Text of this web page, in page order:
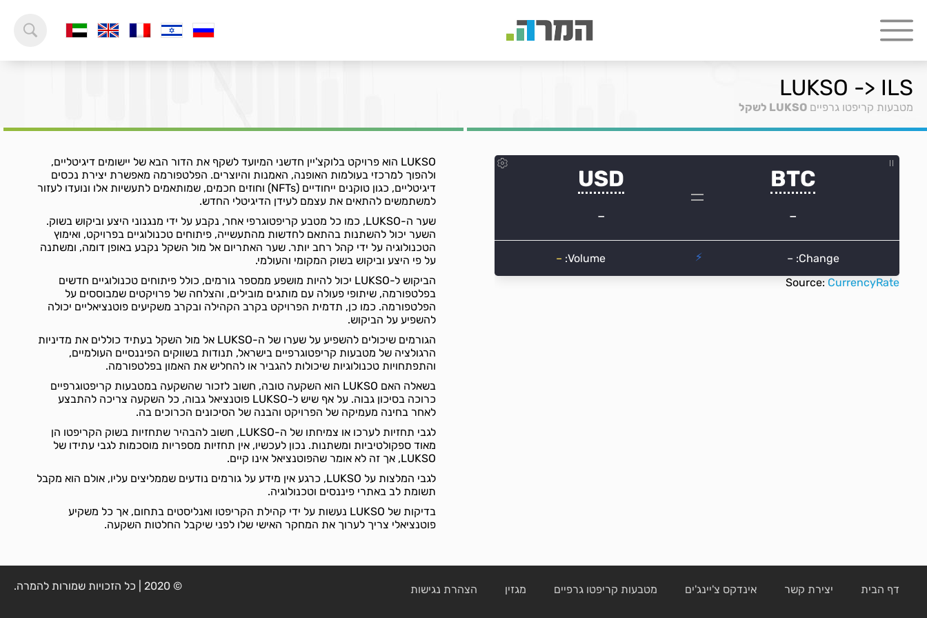
LUKSO -> ILS
מטבעות קריפטו גרפיים LUKSO לשקל
Source: CurrencyRate
LUKSO הוא פרויקט בלוקצ'יין חדשני המיועד לשקף את הדור הבא של יישומים דיגיטליים,
ולהפוך למרכזי בעולמות האופנה, האמנות והיוצרים. הפלטפורמה מאפשרת יצירת נכסים
דיגיטליים, כגון טוקנים ייחודיים (NFTs) וחוזים חכמים, שמותאמים לתעשיות אלו ונועדו לעזור
למשתמשים להתאים את עצמם לעידן הדיגיטלי החדש.
שער ה-LUKSO, כמו כל מטבע קריפטוגרפי אחר, נקבע על ידי מנגנוני היצע וביקוש בשוק.
השער יכול להשתנות בהתאם לחדשות מהתעשייה, פיתוחים טכנולוגיים בפרויקט, ואימוץ
הטכנולוגיה על ידי קהל רחב יותר. שער האתריום אל מול השקל נקבע באופן דומה, ומשתנה
על פי היצע וביקוש בשוק המקומי והעולמי.
הביקוש ל-LUKSO יכול להיות מושפע ממספר גורמים, כולל פיתוחים טכנולוגיים חדשים
בפלטפורמה, שיתופי פעולה עם מותגים מובילים, והצלחה של פרויקטים שמבוססים על
הפלטפורמה. כמו כן, תדמית הפרויקט בקרב הקהילה ובקרב משקיעים פוטנציאליים יכולה
להשפיע על הביקוש.
הגורמים שיכולים להשפיע על שערו של ה-LUKSO אל מול השקל בעתיד כוללים את מדיניות
הרגולציה של מטבעות קריפטוגרפיים בישראל, תנודות בשווקים הפיננסיים העולמיים,
והתפתחויות טכנולוגיות שיכולות להגביר או להחליש את האמון בפלטפורמה.
בשאלה האם LUKSO הוא השקעה טובה, חשוב לזכור שהשקעה במטבעות קריפטוגרפיים
כרוכה בסיכון גבוה. על אף שיש ל-LUKSO פוטנציאל גבוה, כל השקעה צריכה להתבצע
לאחר בחינה מעמיקה של הפרויקט והבנה של הסיכונים הכרוכים בה.
לגבי תחזיות לערכו או צמיחתו של ה-LUKSO, חשוב להבהיר שתחזיות בשוק הקריפטו הן
מאוד ספקולטיביות ומשתנות. נכון לעכשיו, אין תחזיות מספריות מוסכמות לגבי עתידו של
LUKSO, אך זה לא אומר שהפוטנציאל אינו קיים.
לגבי המלצות על LUKSO, כרגע אין מידע על גורמים נודעים שממליצים עליו, אולם הוא מקבל
תשומת לב באתרי פיננסים וטכנולוגיה.
בדיקות של LUKSO נעשות על ידי קהילת הקריפטו ואנליסטים בתחום, אך כל משקיע
פוטנציאלי צריך לערוך את המחקר האישי שלו לפני שיקבל החלטות השקעה.
דף הבית יצירת קשר אינדקס צ'יינג'ים מטבעות קריפטו גרפיים מגזין הצהרת נגישות © 2020 | כל הזכויות שמורות להמרה.